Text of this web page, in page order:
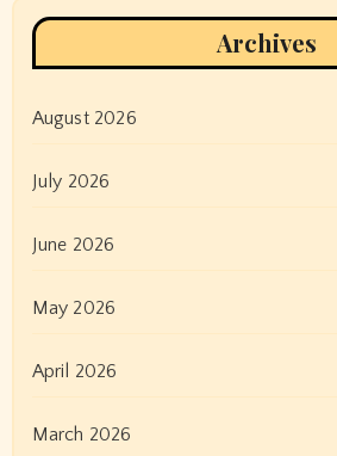
Archives
August 2026
July 2026
June 2026
May 2026
April 2026
March 2026